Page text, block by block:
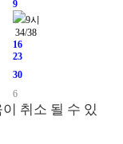
9
9시
34/38
16
23
30
6
취소 될 수 있